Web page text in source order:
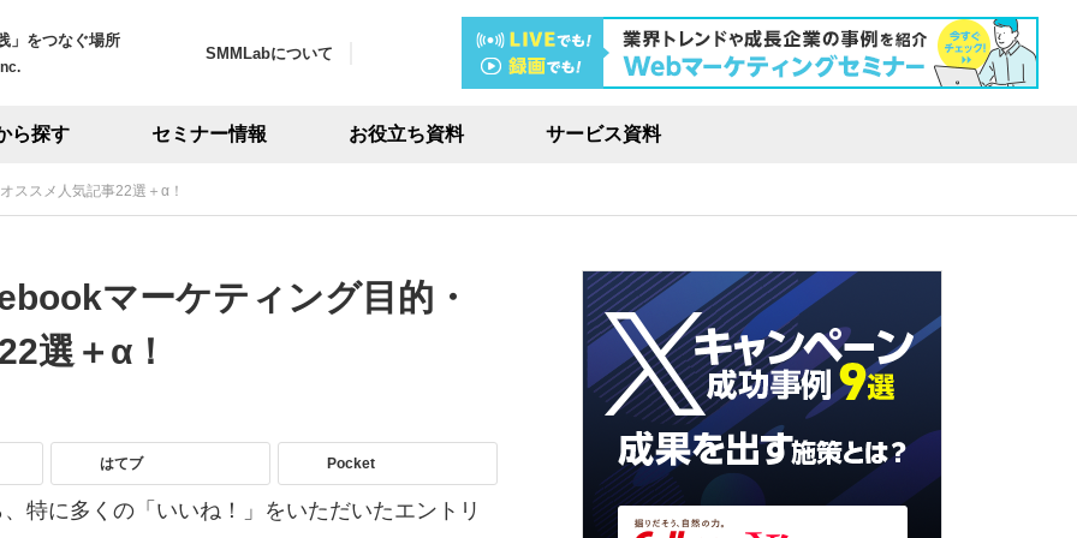
」をつなぐ場所
ら探す セミナー情報 お役立ち資料 サービス資料
SMMLabについて
ススメ人気記事22選＋α！
マーケティング目的・
選＋α！
はてブ Pocket
特に多くの「いいね！」をいただいたエントリ